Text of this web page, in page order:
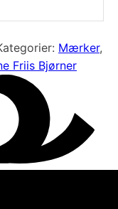
Mærker,
Friis Bjørner